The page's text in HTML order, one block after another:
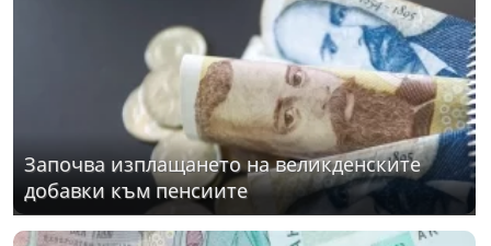
Започва изплащането на великденските
добавки към пенсиите